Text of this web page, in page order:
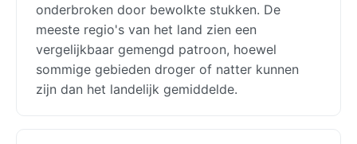
onderbroken door bewolkte stukken. De
meeste regio's van het land zien een
vergelijkbaar gemengd patroon, hoewel
sommige gebieden droger of natter kunnen
zijn dan het landelijk gemiddelde.